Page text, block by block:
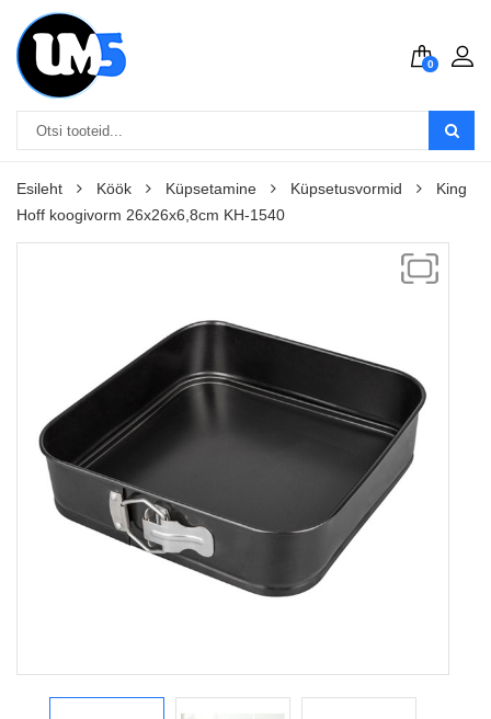
0
Esileht Köök Küpsetamine Küpsetusvormid
King
Hoff koogivorm 26x26x6,8cm KH-1540